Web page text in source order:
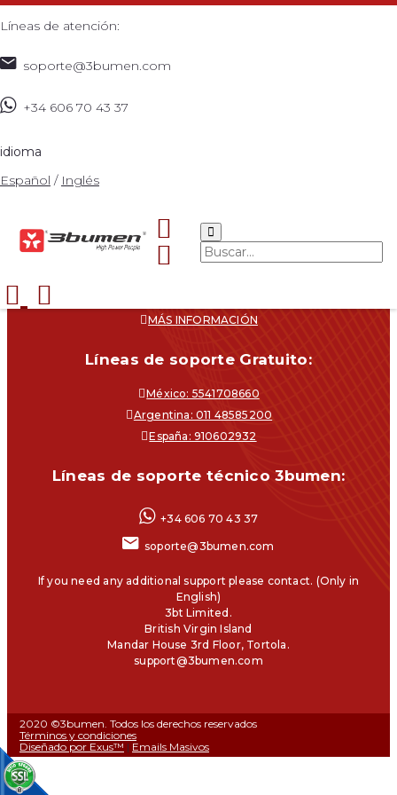
Líneas de atención:
soporte@3bumen.com
+34 606 70 43 37
idioma
Español / Inglés
CATÁLOGO
¿DÓNDE COMPRAR?
MÁS INFORMACIÓN
Líneas de soporte Gratuito:
México: 5541708660
Argentina: 011 48585200
España: 910602932
Líneas de soporte técnico 3bumen:
+34 606 70 43 37
soporte@3bumen.com
If you need any additional support please contact. (Only in
English)
3bt Limited.
British Virgin Island
Mandar House 3rd Floor, Tortola.
support@3bumen.com
2020 ©3bumen. Todos los derechos reservados
Términos y condiciones
Diseñado por Exus™ | Emails Masivos